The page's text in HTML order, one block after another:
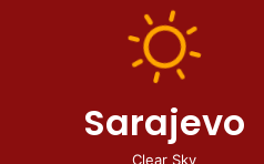
Sarajevo
Clear Sky